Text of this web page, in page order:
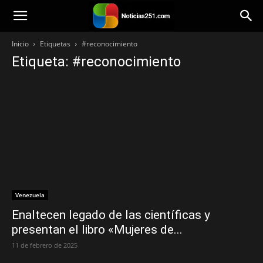
Noticias251
Inicio Etiquetas #reconocimiento
Etiqueta: #reconocimiento
Venezuela
Enaltecen legado de las científicas y
presentan el libro «Mujeres de...
11 de febrero de 2025